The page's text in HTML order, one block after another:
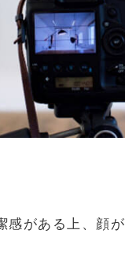
がある上、顔が